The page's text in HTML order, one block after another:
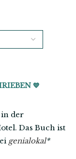
💙
in der
Das Buch ist
genialokal*